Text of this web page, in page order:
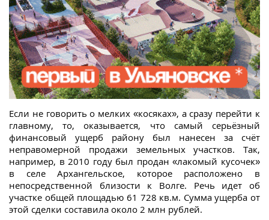
Если не говорить о мелких «косяках», а сразу перейти к
главному, то, оказывается, что самый серьёзный
финансовый ущерб району был нанесен за счёт
неправомерной продажи земельных участков. Так,
например, в 2010 году был продан «лакомый кусочек»
в селе Архангельское, которое расположено в
непосредственной близости к Волге. Речь идет об
участке общей площадью 61 728 кв.м. Сумма ущерба от
этой сделки составила около 2 млн рублей.